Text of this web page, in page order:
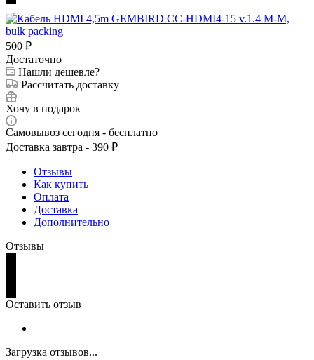
500 ₽
Достаточно
Нашли дешевле?
Рассчитать доставку
Хочу в подарок
Самовывоз сегодня - бесплатно
Доставка завтра - 390 ₽
Отзывы
Как купить
Оплата
Доставка
Дополнительно
Отзывы
Оставить отзыв
Загрузка отзывов...